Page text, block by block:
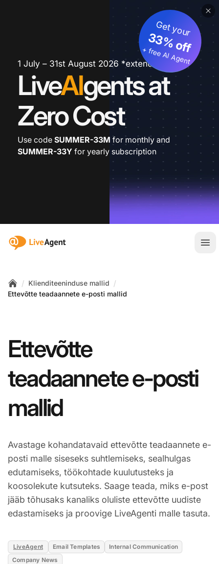
1 July – 31st August 2026 *extended
LiveAIgents at
Zero Cost
Get your
33% off
+ free AI Agent
Use code SUMMER-33M for monthly and
SUMMER-33Y for yearly subscription
:site.title
Home
/ Klienditeeninduse mallid /
Ettevõtte teadaannete e-posti mallid
Ettevõtte
teadaannete e-posti
mallid
Avastage kohandatavaid ettevõtte teadaannete e-
posti malle siseseks suhtlemiseks, sealhulgas
edutamiseks, töökohtade kuulutusteks ja
koosolekute kutsuteks. Saage teada, miks e-post
jääb tõhusaks kanaliks oluliste ettevõtte uudiste
edastamiseks ja proovige LiveAgenti malle tasuta.
LiveAgent Email Templates
Internal Communication
Company News